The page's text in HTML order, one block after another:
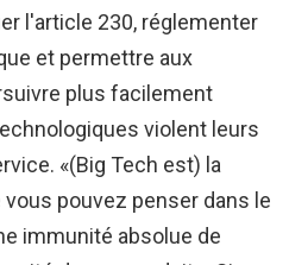
l'article 230, réglementer
et permettre aux
plus facilement
violent leurs
«(Big Tech est) la
pouvez penser dans le
immunité absolue de